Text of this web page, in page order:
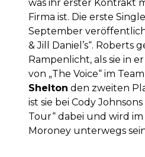
was ihr erster Kontrakt
Firma ist. Die erste
September
& Jill Daniel’s“. Roberts
Rampenlicht, als sie in
von „The Voice“ im
Shelton den zweiten
ist sie bei Cody
Tour“ dabei und wird
Moroney unterwegs